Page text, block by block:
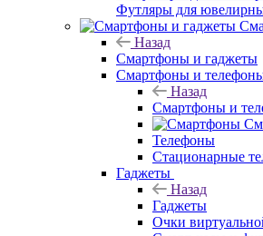
Футляры для
Назад
Смартфоны и гаджеты
Смартфоны и
Назад
Смартфоны и
Телефоны
Стационарные
Гаджеты
Назад
Гаджеты
Очки